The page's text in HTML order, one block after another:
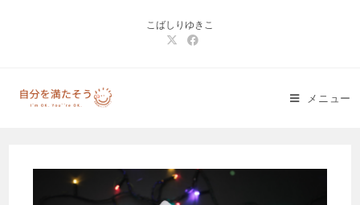
こばしりゆきこ
メニュー